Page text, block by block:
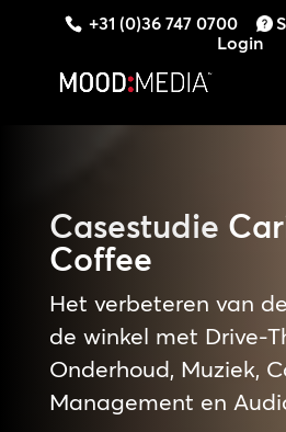
+31 (0)36 747 0700
Login
Casestudie
Coffee
Het verbeteren van
de winkel met Drive-
Onderhoud, Muziek,
Management en